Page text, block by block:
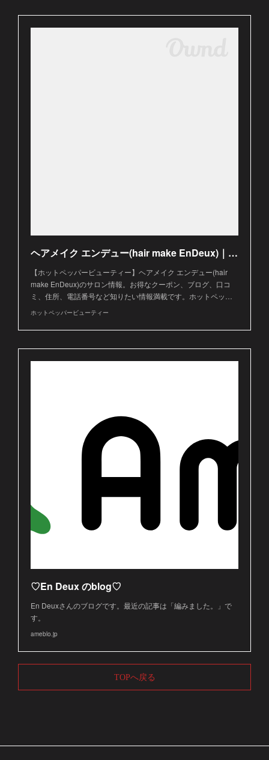
ヘアメイク エンデュー(hair make EnDeux)｜ホットペッパービューティー
【ホットペッパービューティー】ヘアメイク エンデュー(hair
make EnDeux)のサロン情報。お得なクーポン、ブログ、口コ
ミ、住所、電話番号など知りたい情報満載です。ホットペッ…
ホットペッパービューティー
♡En Deux のblog♡
En Deuxさんのブログです。最近の記事は「編みました。」で
す。
ameblo.jp
TOPへ戻る